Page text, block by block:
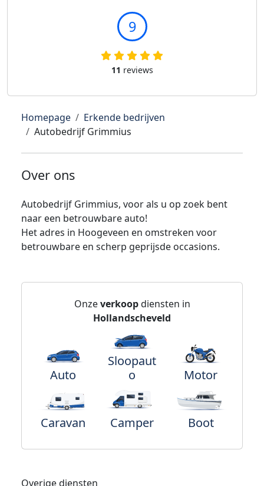
9
11 reviews
Homepage
Erkende bedrijven
Autobedrijf Grimmius
Over ons
Autobedrijf Grimmius, voor als u op zoek bent
naar een betrouwbare auto!
Het adres in Hoogeveen en omstreken voor
betrouwbare en scherp geprijsde occasions.
Onzeverkoopdiensten in
Hollandscheveld
Auto
Sloopaut
o
Motor
Caravan Camper Boot
Overige diensten